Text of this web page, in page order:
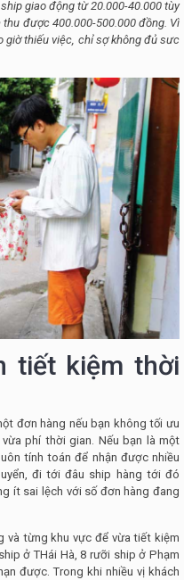
giao động từ 20.000-40.000 tùy
được 400.000-500.000 đồng. Vì
giờ thiếu việc, chỉ sợ không đủ sưc
tiết kiệm thời
đơn hàng nếu bạn không tối ưu
phí thời gian. Nếu bạn là một
tính toán để nhận được nhiều
đi tới đâu ship hàng tới đó
ít sai lệch với số đơn hàng đang
và từng khu vực để vừa tiết kiệm
ở THái Hà, 8 rưỡi ship ở Phạm
được. Trong khi nhiều vị khách